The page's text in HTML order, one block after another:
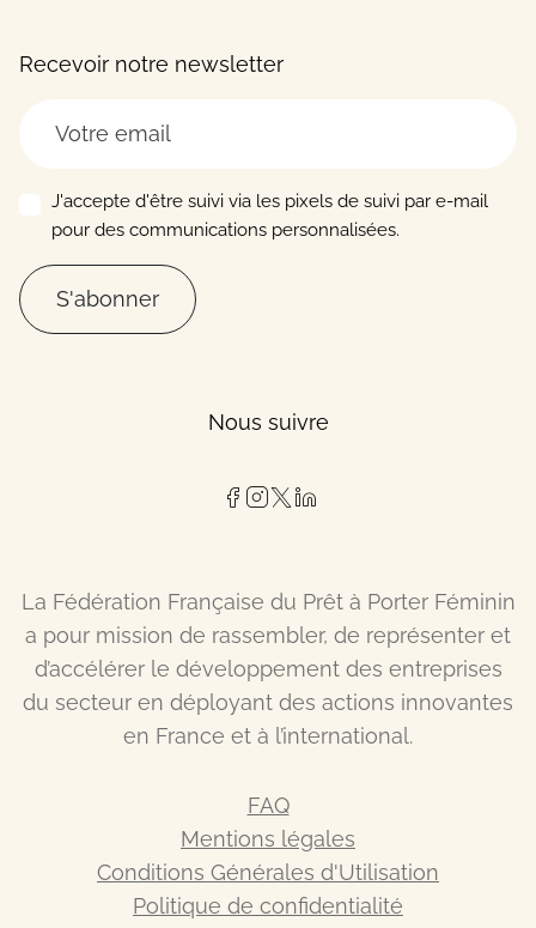
Recevoir notre newsletter
J'accepte d'être suivi via les pixels de suivi par e-mail
pour des communications personnalisées.
S'abonner
Nous suivre
La Fédération Française du Prêt à Porter Féminin
a pour mission de rassembler, de représenter et
d’accélérer le développement des entreprises
du secteur en déployant des actions innovantes
en France et à l’international.
FAQ
Mentions légales
Conditions Générales d'Utilisation
Politique de confidentialité